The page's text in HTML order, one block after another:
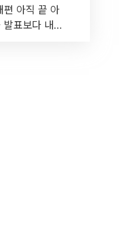
편 아직 끝 아
표보다 내릴